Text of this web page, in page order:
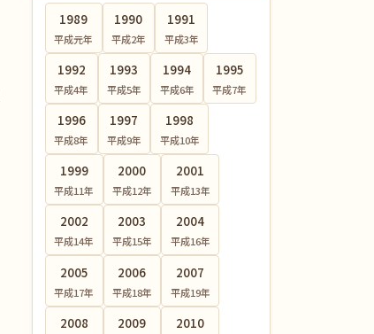
1989
平成元年
1990
平成2年
1991
平成3年
1992
平成4年
1993
平成5年
1994
平成6年
1995
平成7年
1996
平成8年
1997
平成9年
1998
平成10年
1999
平成11年
2000
平成12年
2001
平成13年
2002
平成14年
2003
平成15年
2004
平成16年
2005
平成17年
2006
平成18年
2007
平成19年
2008 2009 2010